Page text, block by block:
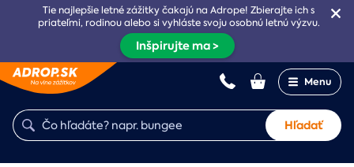
Tie najlepšie letné zážitky čakajú na Adrope! Zbierajte ich s
priateľmi, rodinou alebo si vyhláste svoju osobnú letnú výzvu.
Inšpirujte ma >
Menu
Hľadať